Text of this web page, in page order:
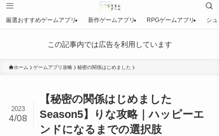
厳選おすすめゲームアプリ 新作ゲームアプリ RPGゲームアプリ シ
この記事内では広告を利用しています
ホーム ゲームアプリ攻略 秘密の関係はじめました
【秘密の関係はじめました
Season5】りな攻略｜ハッピーエ
ンドになるまでの選択肢
2023
4/08